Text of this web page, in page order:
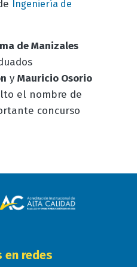
Ingeniería de
de Manizales
y Mauricio Osorio
el nombre de
concurso
en redes